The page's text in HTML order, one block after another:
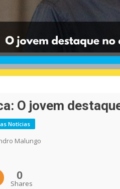
O jovem
Notícias
Malungo
0
Shares